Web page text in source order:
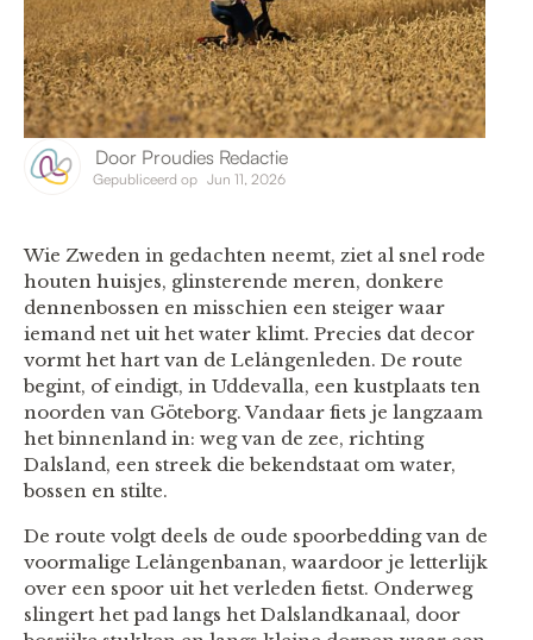
Door Proudies Redactie
Gepubliceerd op Jun 11, 2026
Wie Zweden in gedachten neemt, ziet al snel rode
houten huisjes, glinsterende meren, donkere
dennenbossen en misschien een steiger waar
iemand net uit het water klimt. Precies dat decor
vormt het hart van de Lelångenleden. De route
begint, of eindigt, in Uddevalla, een kustplaats ten
noorden van Göteborg. Vandaar fiets je langzaam
het binnenland in: weg van de zee, richting
Dalsland, een streek die bekendstaat om water,
bossen en stilte.
De route volgt deels de oude spoorbedding van de
voormalige Lelångenbanan, waardoor je letterlijk
over een spoor uit het verleden fietst. Onderweg
slingert het pad langs het Dalslandkanaal, door